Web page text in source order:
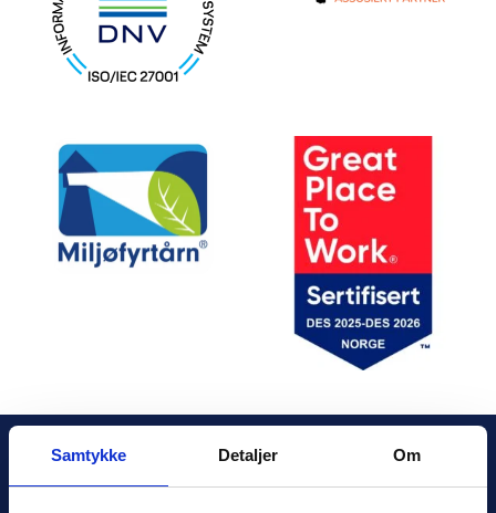
Samtykke Detaljer Om